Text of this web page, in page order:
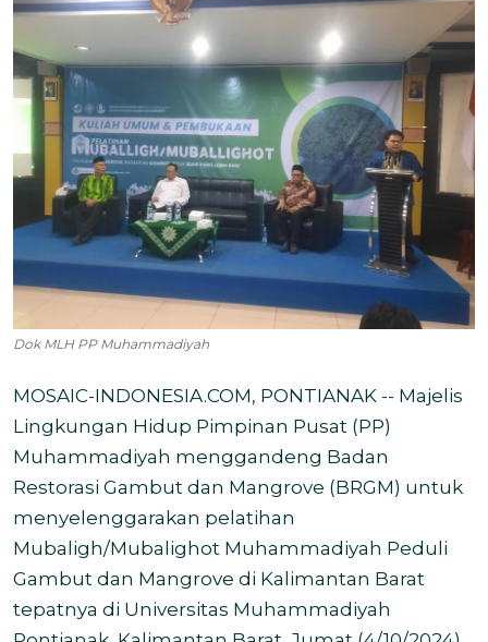
Bahasa
Dok MLH PP Muhammadiyah
MOSAIC-INDONESIA.COM, PONTIANAK -- Majelis
Lingkungan Hidup Pimpinan Pusat (PP)
Muhammadiyah menggandeng Badan
Restorasi Gambut dan Mangrove (BRGM) untuk
menyelenggarakan pelatihan
Mubaligh/Mubalighot Muhammadiyah Peduli
Gambut dan Mangrove di Kalimantan Barat
tepatnya di Universitas Muhammadiyah